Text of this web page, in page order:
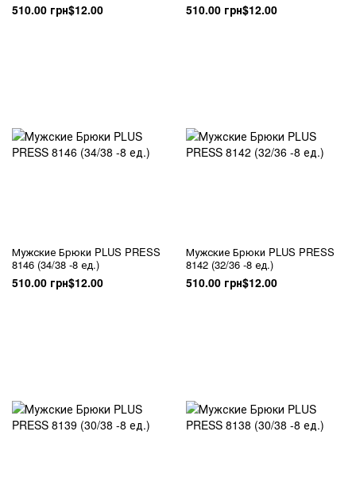
510.00 грн$12.00 510.00 грн$12.00
Мужские Брюки PLUS PRESS
8146 (34/38 -8 ед.)
510.00 грн$12.00
Мужские Брюки PLUS PRESS
8142 (32/36 -8 ед.)
510.00 грн$12.00